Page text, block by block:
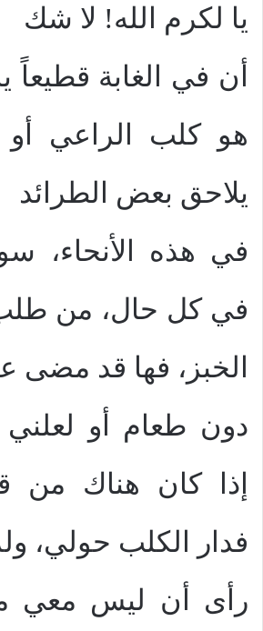
يا لكرم الله! لا شك
أن في الغابة قطيعاً
هو كلب الراعي أو
يلاحق بعض الطرائد
في هذه الأنحاء،
في كل حال، من
الخبز، فها قد مضى
دون طعام أو لعلني
إذا كان هناك من
فدار الكلب حولي،
رأى أن ليس معي